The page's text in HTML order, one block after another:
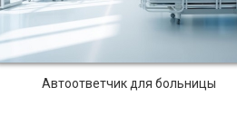
Автоответчик для больницы